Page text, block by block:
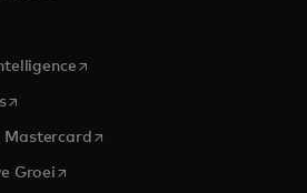
new tab
opens in a new tab
opens in a new tab
Mastercardopens in a new tab
Groeiopens in a new tab